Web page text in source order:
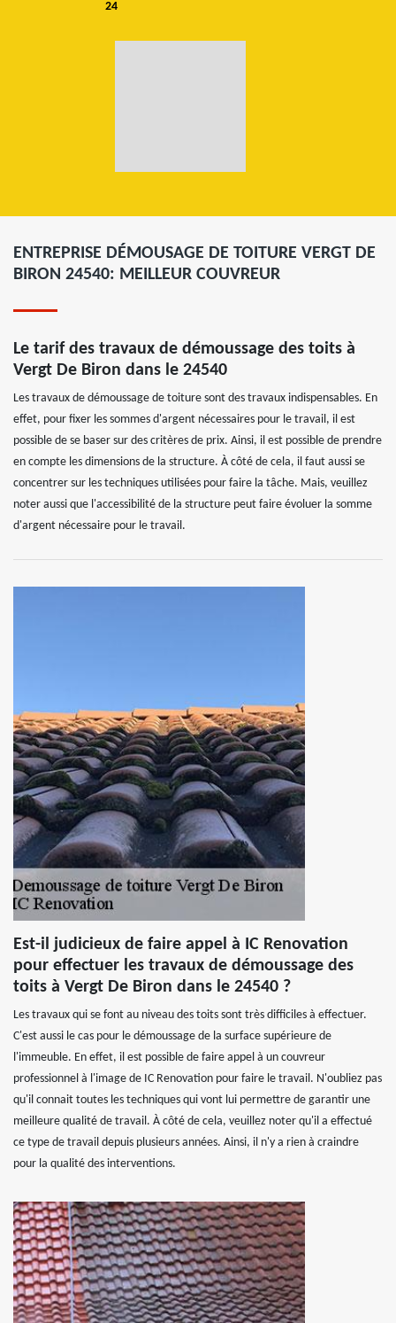
24
ENTREPRISE DÉMOUSAGE DE TOITURE VERGT DE
BIRON 24540: MEILLEUR COUVREUR
Le tarif des travaux de démoussage des toits à
Vergt De Biron dans le 24540
Les travaux de démoussage de toiture sont des travaux indispensables. En
effet, pour fixer les sommes d'argent nécessaires pour le travail, il est
possible de se baser sur des critères de prix. Ainsi, il est possible de prendre
en compte les dimensions de la structure. À côté de cela, il faut aussi se
concentrer sur les techniques utilisées pour faire la tâche. Mais, veuillez
noter aussi que l'accessibilité de la structure peut faire évoluer la somme
d'argent nécessaire pour le travail.
Est-il judicieux de faire appel à IC Renovation
pour effectuer les travaux de démoussage des
toits à Vergt De Biron dans le 24540 ?
Les travaux qui se font au niveau des toits sont très difficiles à effectuer.
C'est aussi le cas pour le démoussage de la surface supérieure de
l'immeuble. En effet, il est possible de faire appel à un couvreur
professionnel à l'image de IC Renovation pour faire le travail. N'oubliez pas
qu'il connait toutes les techniques qui vont lui permettre de garantir une
meilleure qualité de travail. À côté de cela, veuillez noter qu'il a effectué
ce type de travail depuis plusieurs années. Ainsi, il n'y a rien à craindre
pour la qualité des interventions.